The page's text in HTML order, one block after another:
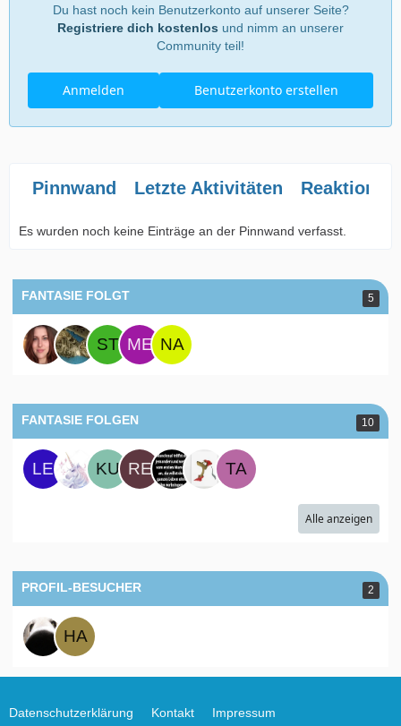
Du hast noch kein Benutzerkonto auf unserer Seite?
Registriere dich kostenlos und nimm an unserer
Community teil!
Benutzerkonto erstellen
Anmelden
Pinnwand Letzte Aktivitäten Reaktionen
Es wurden noch keine Einträge an der Pinnwand verfasst.
FANTASIE FOLGT 5
FANTASIE FOLGEN 10
Alle anzeigen
PROFIL-BESUCHER 2
Datenschutzerklärung Kontakt Impressum